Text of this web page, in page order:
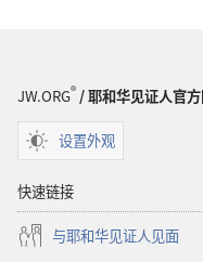
JW.ORG® / 耶和华见证人官
设置外观
快速链接
与耶和华见证人见面